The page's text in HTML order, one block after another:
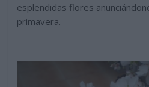
esplendidas flores
primavera.